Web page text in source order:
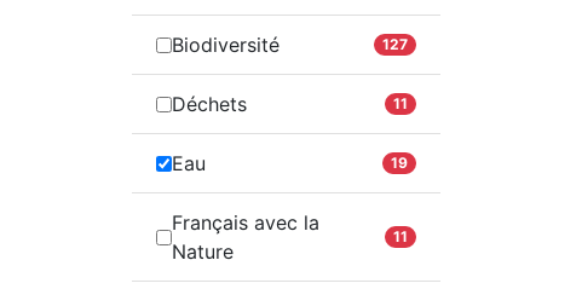
Biodiversité 127
Déchets 11
Eau 19
Français avec la
Nature
11